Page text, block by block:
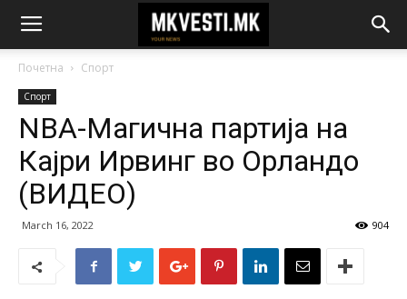
Почетна Спорт
Спорт
NBA-Магична партија на
Кајри Ирвинг во Орландо
(ВИДЕО)
March 16, 2022 904